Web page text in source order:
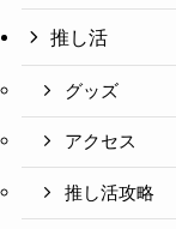
推し活
グッズ
アクセス
推し活攻略